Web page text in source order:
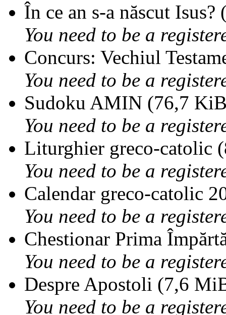
În ce an s-a născut
You need to be a
Concurs: Vechiul
You need to be a
Sudoku AMIN (76,7
You need to be a
Liturghier greco-catolic
You need to be a
Calendar greco-catolic
You need to be a
Chestionar Prima
You need to be a
Despre Apostoli (7,6
You need to be a